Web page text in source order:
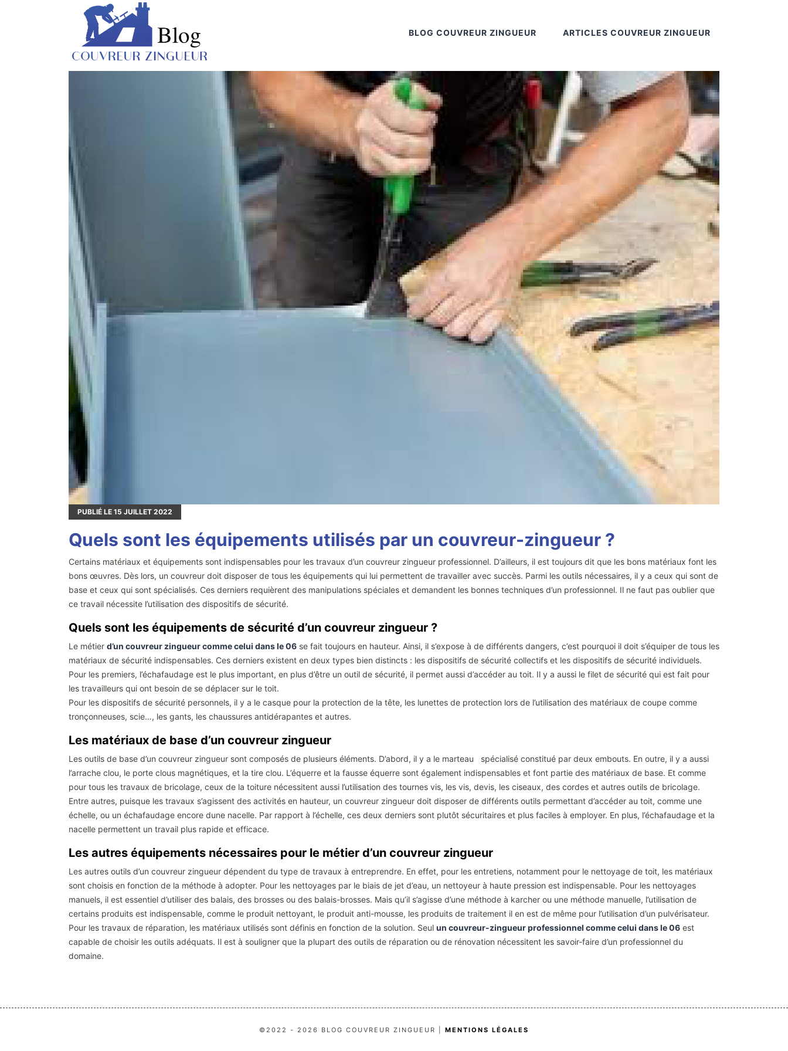
BLOG COUVREUR ZINGUEUR ARTICLES COUVREUR ZINGUEUR
PUBLIÉ LE 15 JUILLET 2022
Quels sont les équipements utilisés par un couvreur-zingueur ?
Certains matériaux et équipements sont indispensables pour les travaux d’un couvreur zingueur professionnel. D’ailleurs, il est toujours dit que les bons matériaux font les
bons œuvres. Dès lors, un couvreur doit disposer de tous les équipements qui lui permettent de travailler avec succès. Parmi les outils nécessaires, il y a ceux qui sont de
base et ceux qui sont spécialisés. Ces derniers requièrent des manipulations spéciales et demandent les bonnes techniques d’un professionnel. Il ne faut pas oublier que
ce travail nécessite l’utilisation des dispositifs de sécurité.
Quels sont les équipements de sécurité d’un couvreur zingueur ?
Le métier d’un couvreur zingueur comme celui dans le 06 se fait toujours en hauteur. Ainsi, il s’expose à de différents dangers, c’est pourquoi il doit s’équiper de tous les
matériaux de sécurité indispensables. Ces derniers existent en deux types bien distincts : les dispositifs de sécurité collectifs et les dispositifs de sécurité individuels.
Pour les premiers, l’échafaudage est le plus important, en plus d’être un outil de sécurité, il permet aussi d’accéder au toit. Il y a aussi le filet de sécurité qui est fait pour
les travailleurs qui ont besoin de se déplacer sur le toit.
Pour les dispositifs de sécurité personnels, il y a le casque pour la protection de la tête, les lunettes de protection lors de l’utilisation des matériaux de coupe comme
tronçonneuses, scie…, les gants, les chaussures antidérapantes et autres.
Les matériaux de base d’un couvreur zingueur
Les outils de base d’un couvreur zingueur sont composés de plusieurs éléments. D’abord, il y a le marteau spécialisé constitué par deux embouts. En outre, il y a aussi
l’arrache clou, le porte clous magnétiques, et la tire clou. L’équerre et la fausse équerre sont également indispensables et font partie des matériaux de base. Et comme
pour tous les travaux de bricolage, ceux de la toiture nécessitent aussi l’utilisation des tournes vis, les vis, devis, les ciseaux, des cordes et autres outils de bricolage.
Entre autres, puisque les travaux s’agissent des activités en hauteur, un couvreur zingueur doit disposer de différents outils permettant d’accéder au toit, comme une
échelle, ou un échafaudage encore dune nacelle. Par rapport à l’échelle, ces deux derniers sont plutôt sécuritaires et plus faciles à employer. En plus, l’échafaudage et la
nacelle permettent un travail plus rapide et efficace.
Les autres équipements nécessaires pour le métier d’un couvreur zingueur
Les autres outils d’un couvreur zingueur dépendent du type de travaux à entreprendre. En effet, pour les entretiens, notamment pour le nettoyage de toit, les matériaux
sont choisis en fonction de la méthode à adopter. Pour les nettoyages par le biais de jet d’eau, un nettoyeur à haute pression est indispensable. Pour les nettoyages
manuels, il est essentiel d’utiliser des balais, des brosses ou des balais-brosses. Mais qu’il s’agisse d’une méthode à karcher ou une méthode manuelle, l’utilisation de
certains produits est indispensable, comme le produit nettoyant, le produit anti-mousse, les produits de traitement il en est de même pour l’utilisation d’un pulvérisateur.
Pour les travaux de réparation, les matériaux utilisés sont définis en fonction de la solution. Seul un couvreur-zingueur professionnel comme celui dans le 06 est
capable de choisir les outils adéquats. Il est à souligner que la plupart des outils de réparation ou de rénovation nécessitent les savoir-faire d’un professionnel du
domaine.
©2022 - 2026 BLOG COUVREUR ZINGUEUR | MENTIONS LÉGALES